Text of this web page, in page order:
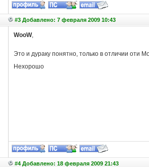
#3 Добавлено: 7 февраля 2009 10:43
WooW,
Это и дураку понятно, только в отличии оти
Нехорошо
#4 Добавлено: 18 февраля 2009 21:43